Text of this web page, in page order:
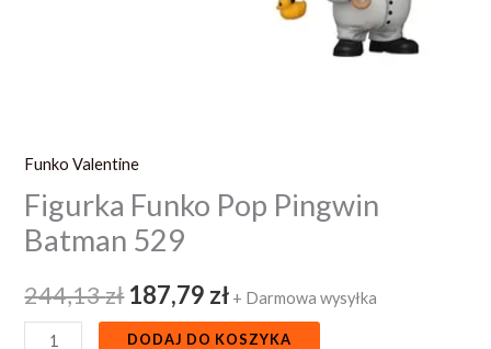
Funko Valentine
Figurka Funko Pop Pingwin
Batman 529
244,13zł 187,79 zł + Darmowa wysyłka
DODAJ DO KOSZYKA